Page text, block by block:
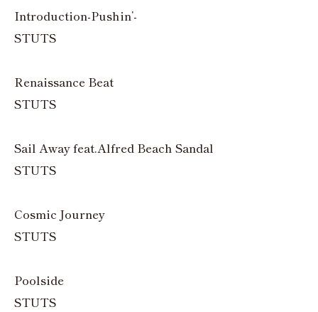
Introduction-Pushin’-
STUTS
Renaissance Beat
STUTS
Sail Away feat.Alfred Beach Sandal
STUTS
Cosmic Journey
STUTS
Poolside
STUTS